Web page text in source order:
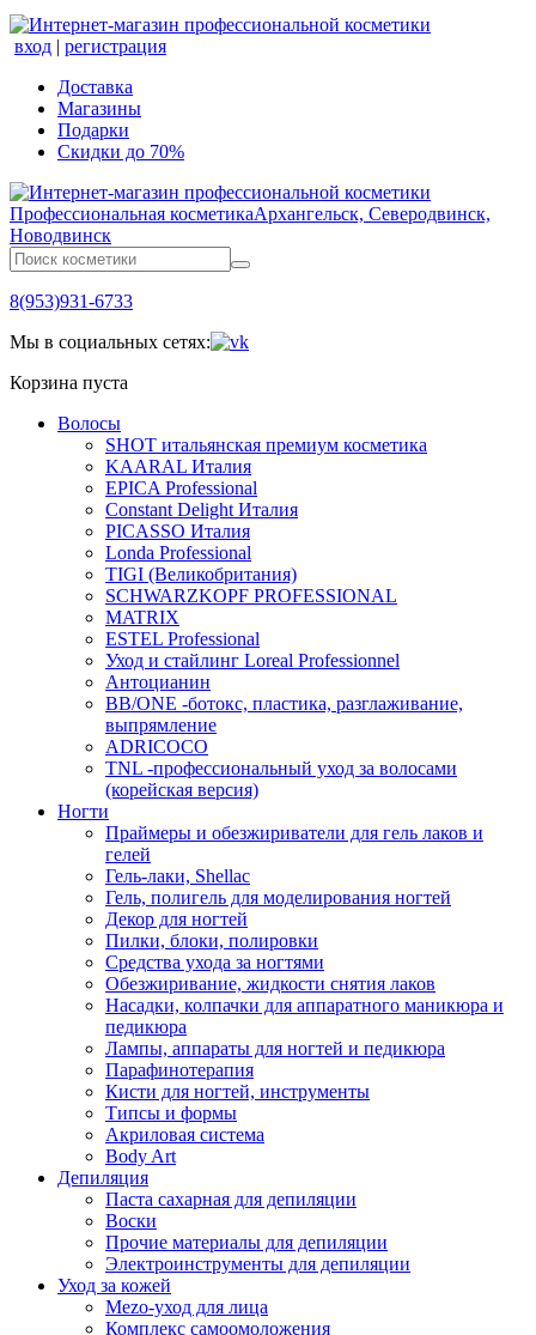
вход | регистрация
Доставка
Магазины
Подарки
Скидки до 70%
Профессиональная косметикаАрхангельск, Северодвинск,
Новодвинск
8(953)931-6733
Мы в социальных сетях:
Корзина пуста
Волосы
SHOT итальянская премиум косметика
KAARAL Италия
EPICA Professional
Constant Delight Италия
PICASSO Италия
Londa Professional
TIGI (Великобритания)
SCHWARZKOPF PROFESSIONAL
MATRIX
ESTEL Professional
Уход и стайлинг Loreal Professionnel
Антоцианин
BB/ONE -ботокс, пластика, разглаживание,
выпрямление
ADRICOCO
TNL -профессиональный уход за волосами
(корейская версия)
Ногти
Праймеры и обезжириватели для гель лаков и
гелей
Гель-лаки, Shellac
Гель, полигель для моделирования ногтей
Декор для ногтей
Пилки, блоки, полировки
Средства ухода за ногтями
Обезжиривание, жидкости снятия лаков
Насадки, колпачки для аппаратного маникюра и
педикюра
Лампы, аппараты для ногтей и педикюра
Парафинотерапия
Кисти для ногтей, инструменты
Типсы и формы
Акриловая система
Body Art
Депиляция
Паста сахарная для депиляции
Воски
Прочие материалы для депиляции
Электроинструменты для депиляции
Уход за кожей
Mezo-уход для лица
Комплекс самоомоложения